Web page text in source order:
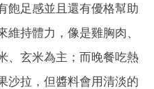
飽足感並且還有優格幫助
持體力，像是雞胸肉、
、玄米為主；而晚餐吃熱
沙拉，但醬料會用清淡的